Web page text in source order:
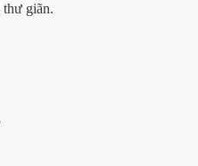
thư giãn.